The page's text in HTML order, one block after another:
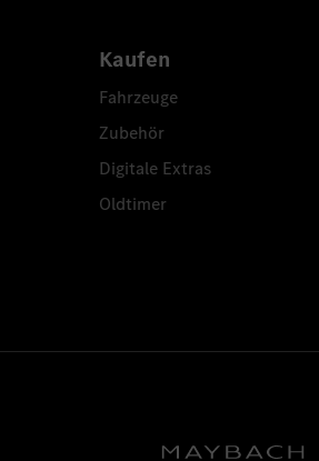
Kaufen
Fahrzeuge
Zubehör
Digitale Extras
Oldtimer